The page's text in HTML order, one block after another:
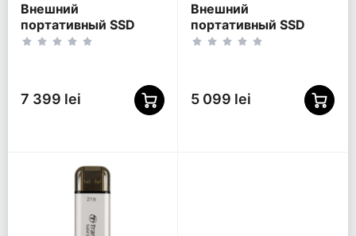
Внешний
портативный SSD
накопитель
7 399 lei
Внешний
портативный SSD
накопитель Kingston
(SXS1000R/1000GA)
5 099 lei